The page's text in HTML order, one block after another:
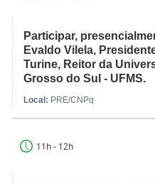
Participar,
Evaldo Vilela,
Turine, Reitor da
Grosso do Sul - UFMS.
Local: PRE/CNPq
11h - 12h